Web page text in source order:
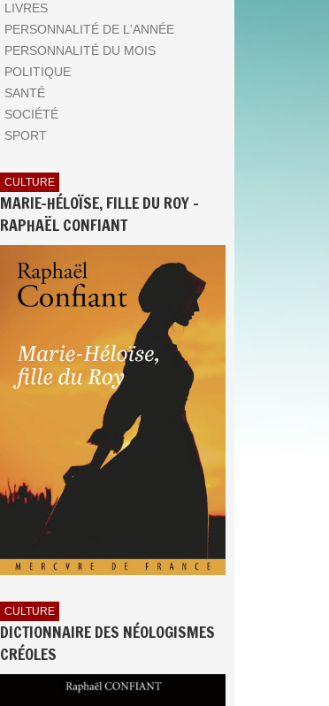
LIVRES
PERSONNALITÉ DE L'ANNÉE
PERSONNALITÉ DU MOIS
POLITIQUE
SANTÉ
SOCIÉTÉ
SPORT
CULTURE
MARIE-HÉLOÏSE, FILLE DU ROY -
RAPHAËL CONFIANT
CULTURE
DICTIONNAIRE DES NÉOLOGISMES
CRÉOLES